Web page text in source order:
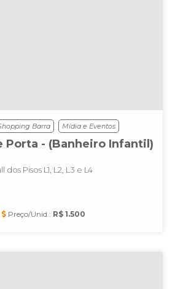
Barra Mídia e Eventos
Porta - (Banheiro Infantil)
dos Pisos L1, L2, L3 e L4
Preço/Unid.: R$ 1.500